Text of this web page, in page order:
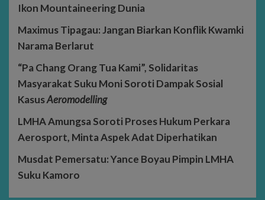
Ikon Mountaineering Dunia
Maximus Tipagau: Jangan Biarkan Konflik Kwamki
Narama Berlarut
“Pa Chang Orang Tua Kami”, Solidaritas
Masyarakat Suku Moni Soroti Dampak Sosial
KasusAeromodelling
LMHA Amungsa Soroti Proses Hukum Perkara
Aerosport, Minta Aspek Adat Diperhatikan
Musdat Pemersatu: Yance Boyau Pimpin LMHA
Suku Kamoro